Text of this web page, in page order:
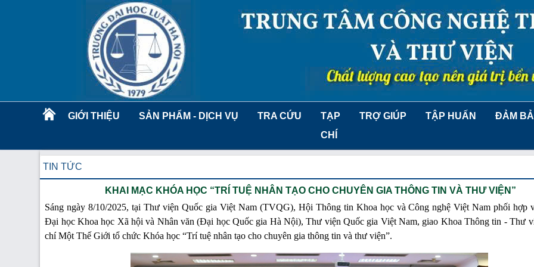
GIỚI THIỆU SẢN PHẨM - DỊCH VỤ TRA CỨU
TẠP
CHÍ
TRỢ GIÚP TẬP HUẤN ĐẢM
TIN TỨC
KHAI MẠC KHÓA HỌC “TRÍ TUỆ NHÂN TẠO CHO CHUYÊN GIA THÔNG TIN VÀ THƯ VIỆN”
Sáng ngày 8/10/2025, tại Thư viện Quốc gia Việt Nam (TVQG), Hội Thông tin Khoa học và Công nghệ Việt Nam phối hợp
Đại học Khoa học Xã hội và Nhân văn (Đại học Quốc gia Hà Nội), Thư viện Quốc gia Việt Nam, giao Khoa Thông tin - Thư
chí Một Thế Giới tổ chức Khóa học “Trí tuệ nhân tạo cho chuyên gia thông tin và thư viện”.